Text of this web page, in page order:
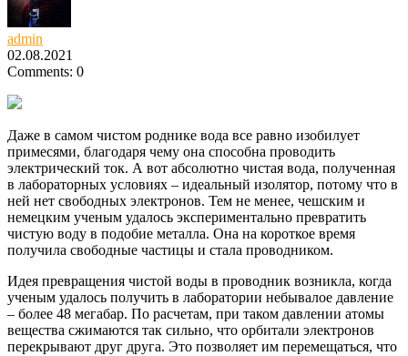
admin
02.08.2021
Comments: 0
Даже в самом чистом роднике вода все равно изобилует
примесями, благодаря чему она способна проводить
электрический ток. А вот абсолютно чистая вода, полученная
в лабораторных условиях – идеальный изолятор, потому что в
ней нет свободных электронов. Тем не менее, чешским и
немецким ученым удалось экспериментально превратить
чистую воду в подобие металла. Она на короткое время
получила свободные частицы и стала проводником.
Идея превращения чистой воды в проводник возникла, когда
ученым удалось получить в лаборатории небывалое давление
– более 48 мегабар. По расчетам, при таком давлении атомы
вещества сжимаются так сильно, что орбитали электронов
перекрывают друг друга. Это позволяет им перемещаться, что